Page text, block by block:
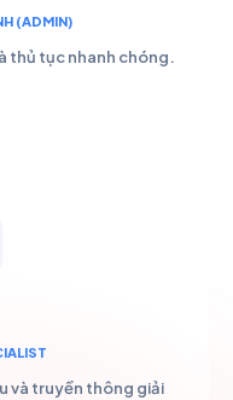
(ADMIN)
thủ tục nhanh chóng.
và truyền thông giải